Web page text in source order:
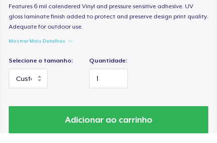
Features 6 mil calendered Vinyl and pressure sensitive adhesive. UV
gloss laminate finish added to protect and preserve design print quality.
Adequate for outdoor use.
Mostrar Mais Detalhes
Selecione o tamanho: Quantidade:
Adicionar ao carrinho